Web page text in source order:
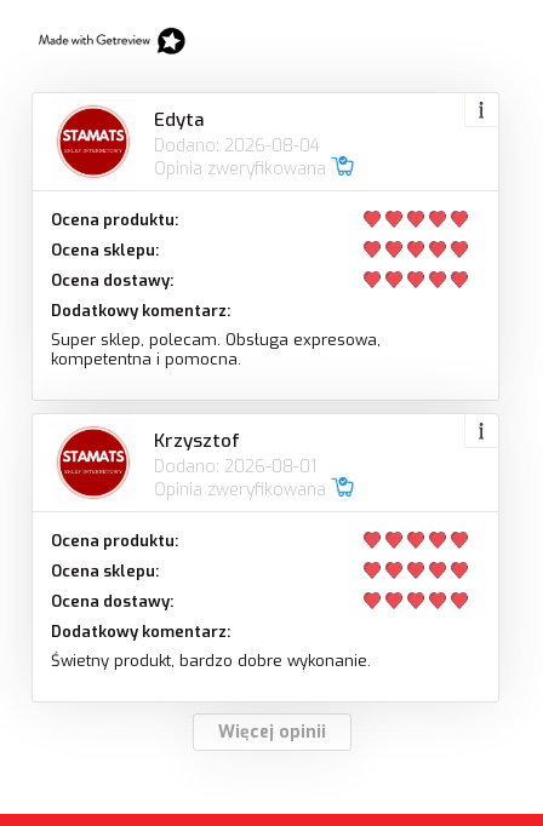
Edyta
Dodano: 2026-08-04
Opinia zweryfikowana
Ocena produktu:
Ocena sklepu:
Ocena dostawy:
Dodatkowy komentarz:
Super sklep, polecam. Obsługa expresowa,
kompetentna i pomocna.
Krzysztof
Dodano: 2026-08-01
Opinia zweryfikowana
Ocena produktu:
Ocena sklepu:
Ocena dostawy:
Dodatkowy komentarz:
Świetny produkt, bardzo dobre wykonanie.
Więcej opinii